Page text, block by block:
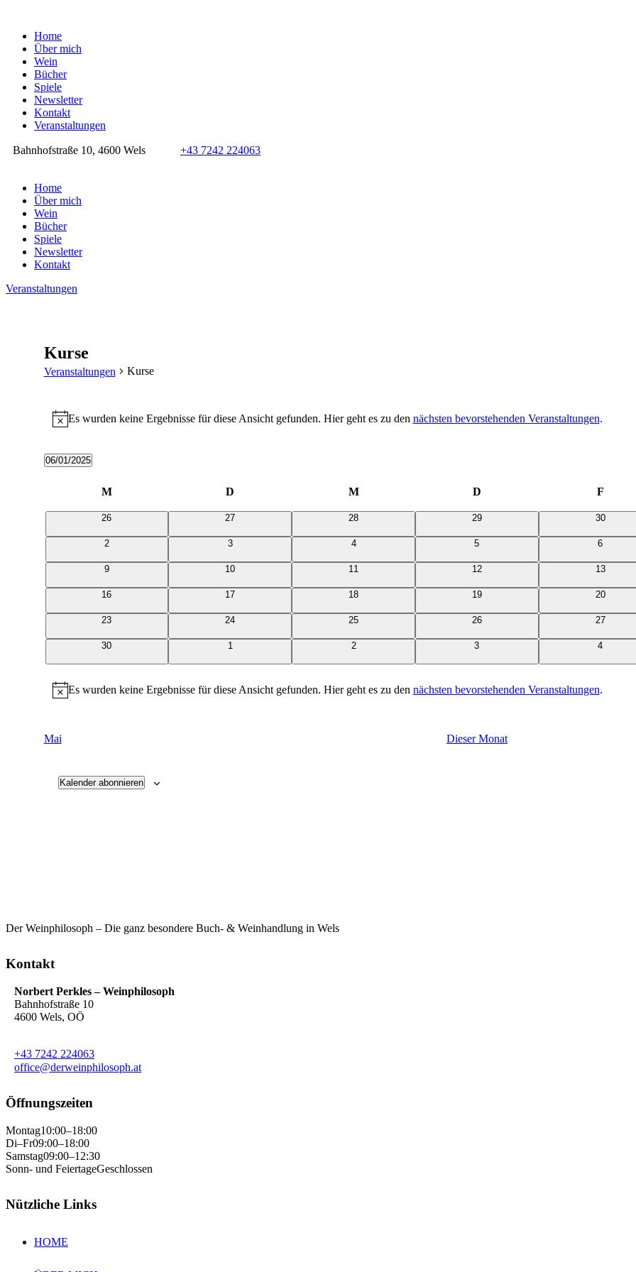
Home
Über mich
Wein
Bücher
Spiele
Newsletter
Kontakt
Veranstaltungen
Bahnhofstraße 10, 4600 Wels +43 7242 224063
Home
Über mich
Wein
Bücher
Spiele
Newsletter
Kontakt
Veranstaltungen
Kurse
Veranstaltungen Kurse
Hinweis
Es wurden keine Ergebnisse für diese Ansicht gefunden. Hier geht es zu den nächsten bevorstehenden Veranstaltungen.
06/01/2025
Kalender
von
Veranstaltungen
MMontag D MMittwoch D F
0
26
0
27
0
28
0
29
0
30
0
2
0
3
0
4
0
5
0
6
0
9
010
011
012
013
016
017
018
019
0
20
0
23
0
24
0
25
0
26
0
27
0
30
01
0
2
0
3
0
4
Hinweis
Es wurden keine Ergebnisse für diese Ansicht gefunden. Hier geht es zu den nächsten bevorstehenden Veranstaltungen.
Mai Dieser Monat
Kalender abonnieren
Der Weinphilosoph – Die ganz besondere Buch- & Weinhandlung in Wels
Kontakt
Norbert Perkles – Weinphilosoph
Bahnhofstraße 10
4600 Wels, OÖ
+43 7242 224063
office@derweinphilosoph.at
Öffnungszeiten
Montag10:00–18:00
Di–Fr09:00–18:00
Samstag09:00–12:30
Sonn- und FeiertageGeschlossen
Nützliche Links
HOME